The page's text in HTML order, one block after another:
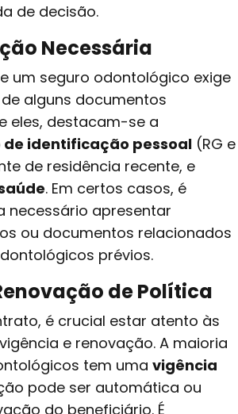
de decisão.
Necessária
um seguro odontológico exige
alguns documentos
eles, destacam-se a
identificação pessoal (RG e
de residência recente, e
. Em certos casos, é
necessário apresentar
ou documentos relacionados
prévios.
de Política
é crucial estar atento às
e renovação. A maioria
tem uma vigência
pode ser automática ou
do beneficiário. É